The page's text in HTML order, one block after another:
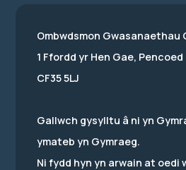
Ombwdsmon Gwasanaethau
1 Ffordd yr Hen Gae, Pencoed
CF35 5LJ
Gallwch gysylltu â ni yn
ymateb yn Gymraeg.
Ni fydd hyn yn arwain at oedi